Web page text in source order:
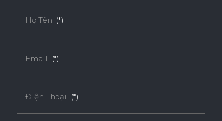
Ván Plywood Phủ Acrylic
Ván Plywood phủ Acrylic bề mặt bóng gương được sử
Tính năng
Họ Tên (*)
Email (*)
Điện Thoại (*)